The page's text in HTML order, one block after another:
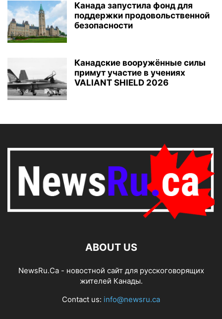
Канада запустила фонд для
поддержки продовольственной
безопасности
Канадские вооружённые силы
примут участие в учениях
VALIANT SHIELD 2026
ABOUT US
NewsRu.Ca - новостной сайт для русскоговорящих
жителей Канады.
Contact us: info@newsru.ca